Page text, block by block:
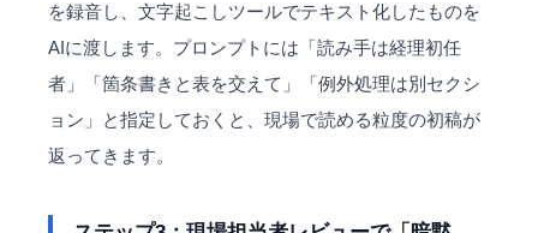
を録音し、文字起こしツールでテキスト化したものを
AIに渡します。プロンプトには「読み手は経理初任
者」「箇条書きと表を交えて」「例外処理は別セクシ
ョン」と指定しておくと、現場で読める粒度の初稿が
返ってきます。